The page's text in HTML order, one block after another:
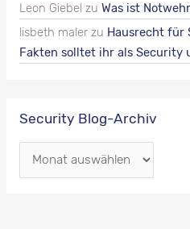
Leon Giebel zu Was ist
lisbeth malerzu Hausrecht für
Fakten solltet ihr als Security
Security Blog-Archiv
e